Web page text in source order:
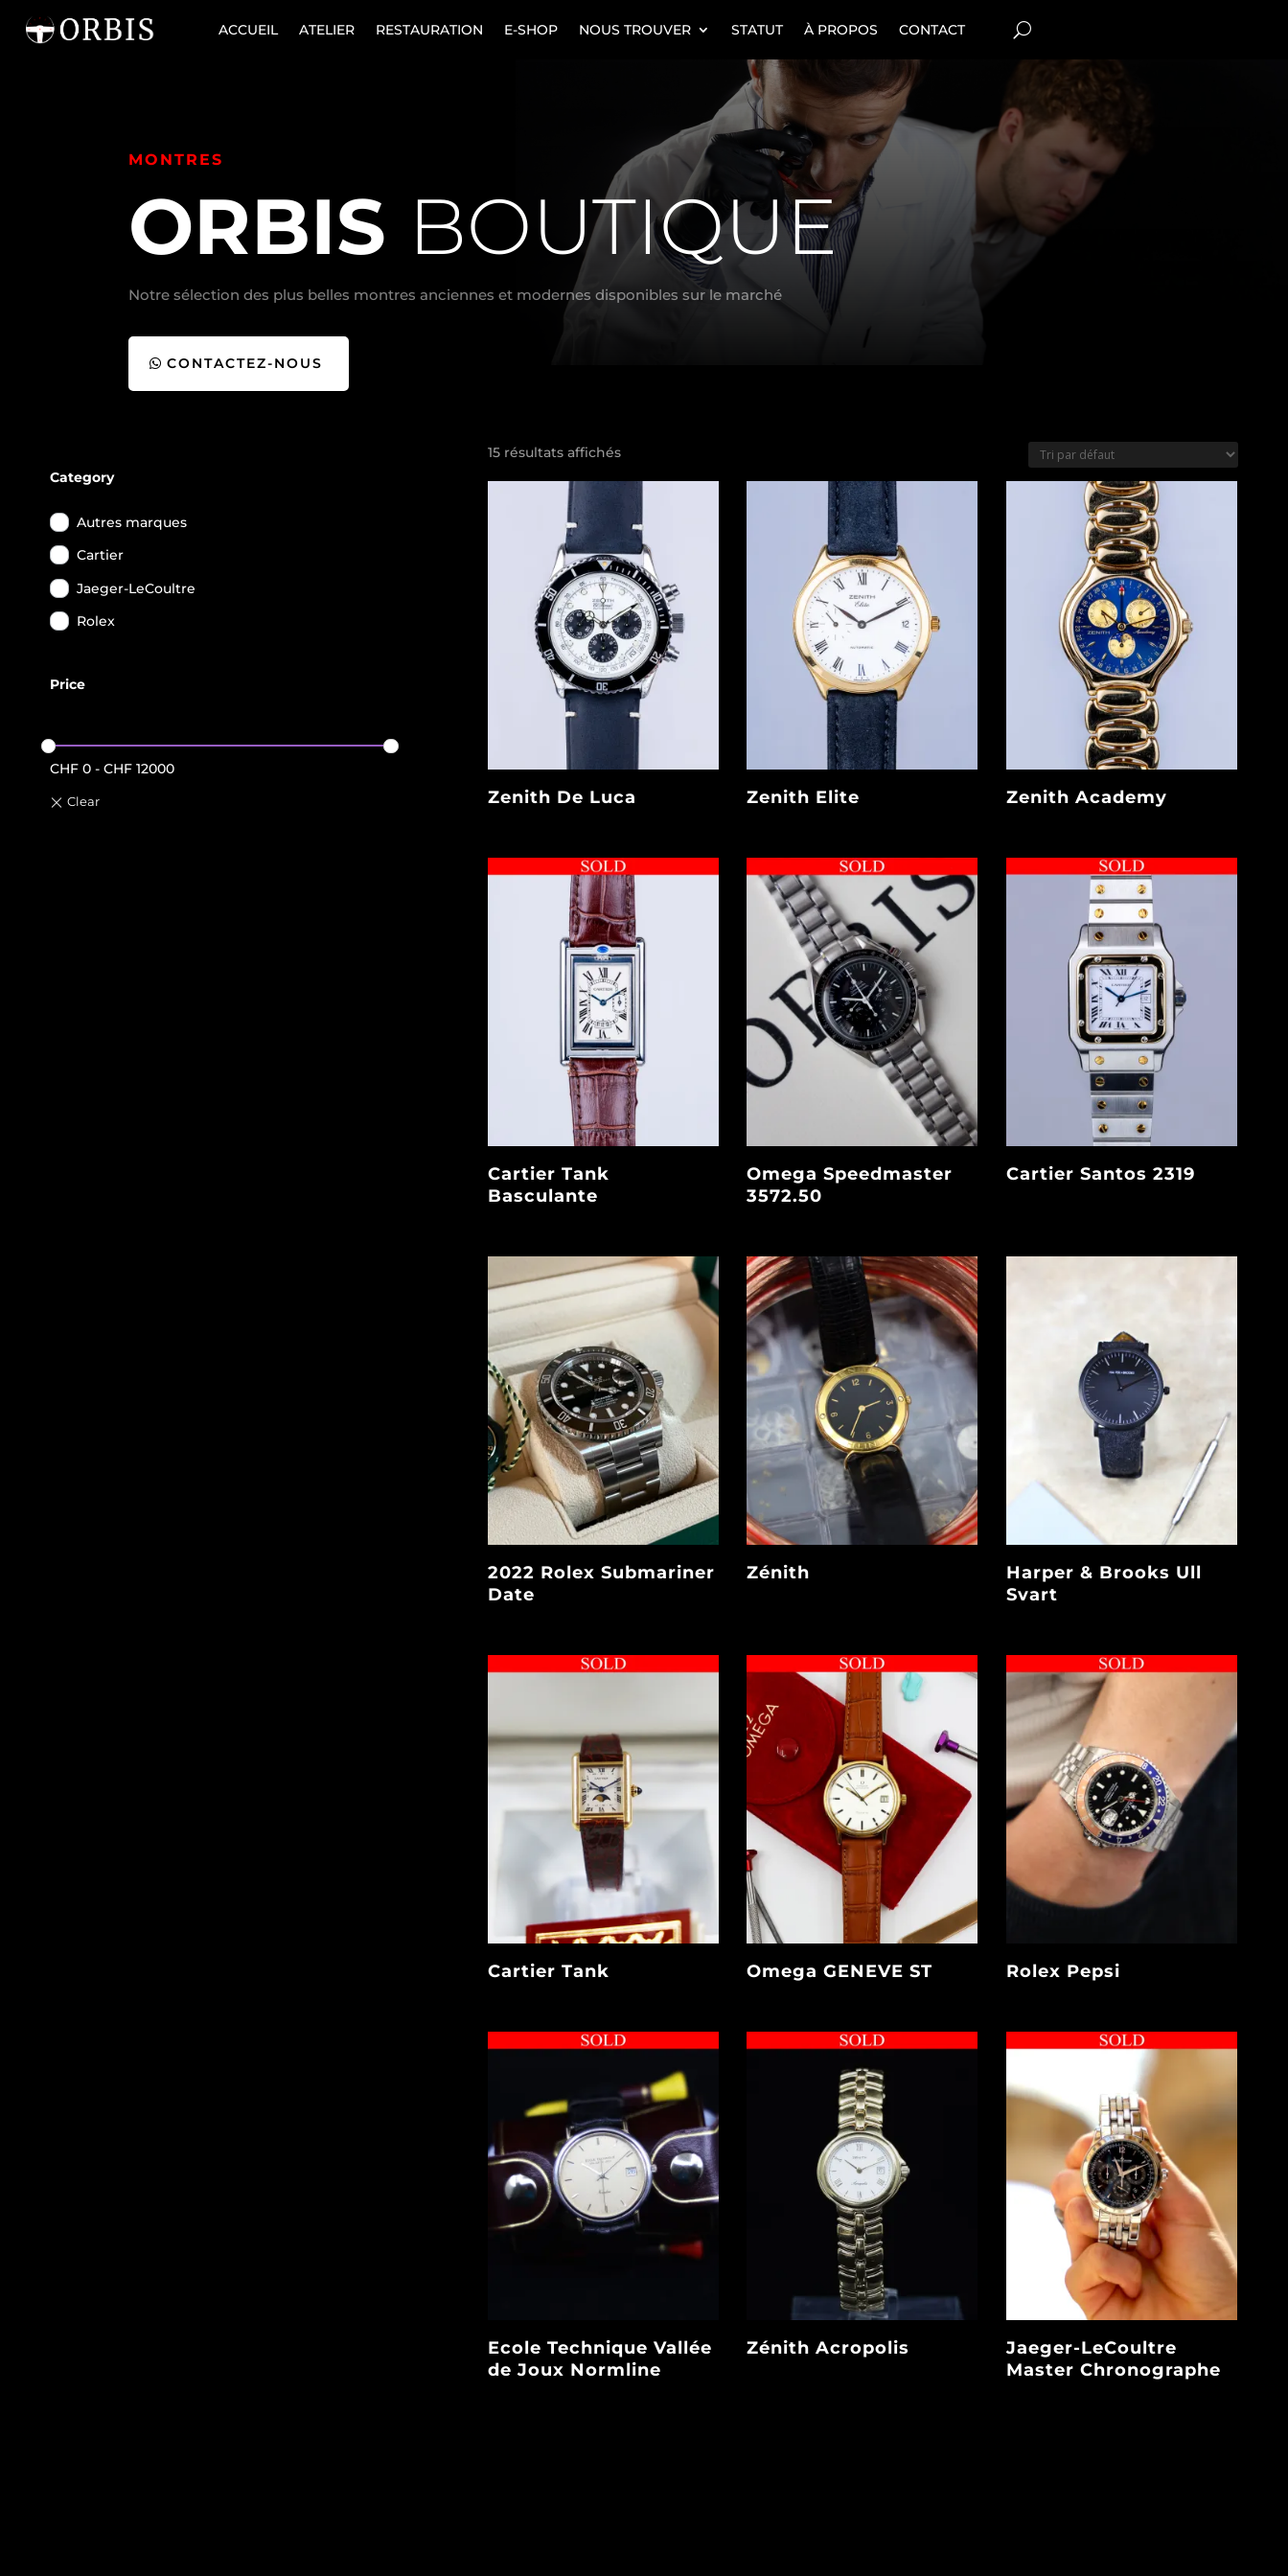
ACCUEIL ATELIER RESTAURATION E-SHOP NOUS TROUVER STATUT À PROPOS CONTACT
MONTRES
ORBIS BOUTIQUE
Notre sélection des plus belles montres anciennes et modernes disponibles sur le marché
CONTACTEZ-NOUS
Category
Autres marques
Cartier
Jaeger-LeCoultre
Rolex
Price
CHF 0 - CHF 12000
15 résultats affichés
Zenith De Luca Zenith Elite Zenith Academy
Cartier Tank
Basculante
Omega Speedmaster
3572.50
Cartier Santos 2319
2022 Rolex Submariner
Date
Zénith
Harper & Brooks Ull
Svart
Cartier Tank Omega GENEVE ST Rolex Pepsi
Ecole Technique Vallée
de Joux Normline
Zénith Acropolis
Jaeger-LeCoultre
Master Chronographe